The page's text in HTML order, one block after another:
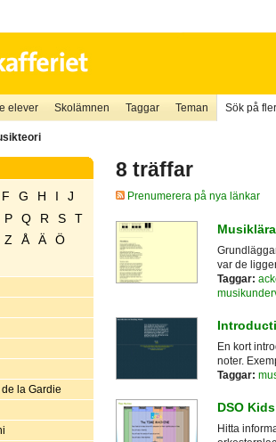
elever Skolämnen Taggar Teman Sök på
F G H I
J
P Q R S
T
Z Å Ä
Ö
la Gardie
8 träffar
Prenumerera på nya länkar
var de
Taggar:
En kort
noter.
Taggar:
DSO Kids
Hitta